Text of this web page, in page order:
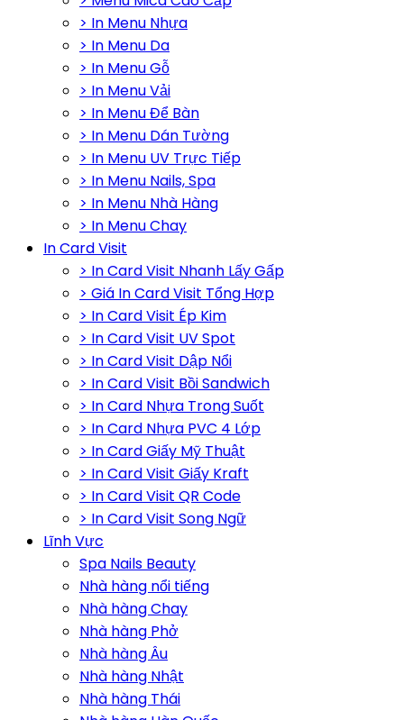
> In Menu Nhựa
> In Menu Da
> In Menu Gỗ
> In Menu Vải
> In Menu Để Bàn
> In Menu Dán Tường
> In Menu UV Trực Tiếp
> In Menu Nails, Spa
> In Menu Nhà Hàng
> In Menu Chay
In Card Visit
> In Card Visit Nhanh Lấy Gấp
> Giá In Card Visit Tổng Hợp
> In Card Visit Ép Kim
> In Card Visit UV Spot
> In Card Visit Dập Nổi
> In Card Visit Bồi Sandwich
> In Card Nhựa Trong Suốt
> In Card Nhựa PVC 4 Lớp
> In Card Giấy Mỹ Thuật
> In Card Visit Giấy Kraft
> In Card Visit QR Code
> In Card Visit Song Ngữ
Lĩnh Vực
Spa Nails Beauty
Nhà hàng nổi tiếng
Nhà hàng Chay
Nhà hàng Phở
Nhà hàng Âu
Nhà hàng Nhật
Nhà hàng Thái